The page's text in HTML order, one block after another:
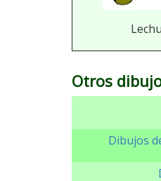
Otros
Dibujos